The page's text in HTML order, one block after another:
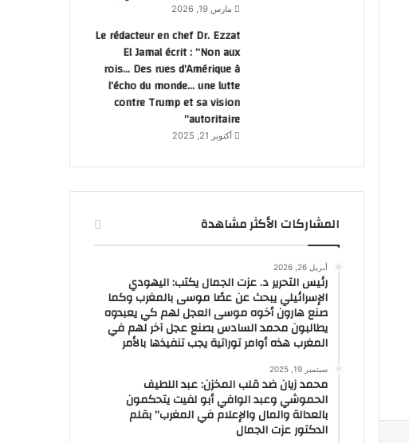
مارس 19, 2026
Le rédacteur en chef Dr. Ezzat
El Jamal écrit : “Non aux
rois… Des rues d’Amérique à
l’écho du monde… une lutte
contre Trump et sa vision
autoritaire”
أكتوبر 21, 2025
المشاركات الأكثر مشاهدة
أبريل 26, 2026
رئيس التحرير د. عزت الجمال يكتب: اليهودي
الإسرائيلي يبحث عن عصًا موسى بالمغرب وكما
صنع هارون أخوه موسى العجل لهم كي يعبدوه
يطالبون محمد السادس بصنع عجل آخر لهم في
المغرب هذه أوامر توراتية يجب تنفيذها بالأمر
سبتمبر 19, 2025
محمد زيان ضد قلب المخزن: عبد اللطيف
الحموشي وعبد الوافي أبو لفيت يتحكمون
بالعدالة والمال والإعلام في المغرب” بقلم
الدكتور عزت الجمال